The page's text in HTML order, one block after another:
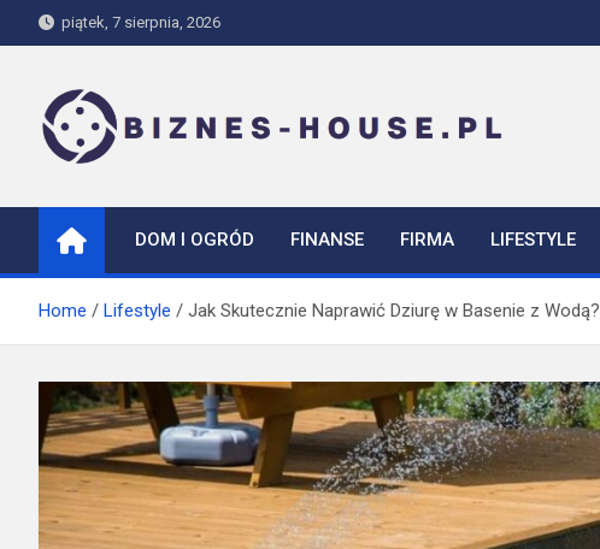
to
piątek, 7 sierpnia, 2026
biznes-house.pl
DOM I OGRÓD FINANSE FIRMA LIFESTYLE
Home Lifestyle Jak Skutecznie Naprawić Dziurę w Basenie z Wodą?